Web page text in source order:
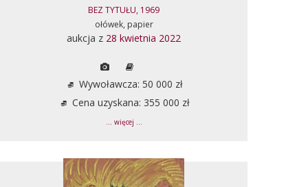
BEZ TYTUŁU, 1969
ołówek, papier
aukcja z 28 kwietnia 2022
Wywoławcza: 50 000 zł
Cena uzyskana: 355 000 zł
... więcej ...